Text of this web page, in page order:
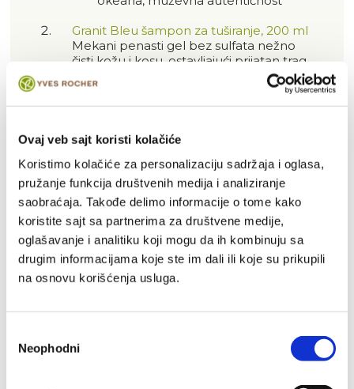
Ovaj veb sajt koristi kolačiće
Koristimo kolačiće za personalizaciju sadržaja i oglasa,
pružanje funkcija društvenih medija i analiziranje
saobraćaja. Takođe delimo informacije o tome kako
koristite sajt sa partnerima za društvene medije,
oglašavanje i analitiku koji mogu da ih kombinuju sa
drugim informacijama koje ste im dali ili koje su prikupili
na osnovu korišćenja usluga.
сагласности
Neophodni
Granit Bleu šampon za tuširanje, 200 ml
Mekani penasti gel bez sulfata nežno
čisti kožu i kosu, ostavljajući prijatan trag
Idealan za svakodnevnu negu i dodatni
sloj svežine.
Miris:Bergamot – Vetiver
Textura:nežni gel
Prednosti: čisti, osvežava, ostavlja
miris; pogodan za kosu i telo
Formulacija:bez sulfatnih PAV
Sastojci